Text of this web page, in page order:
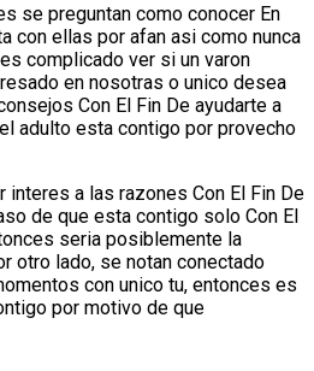
se preguntan como conocer En
con ellas por afan asi­ como nunca
complicado ver si un varon
en nosotras o unico desea
Con El Fin De ayudarte a
adulto esta contigo por provecho
interes a las razones Con El Fin De
de que esta contigo solo Con El
seri­a posiblemente la
otro lado, se notan conectado
con unico tu, entonces es
por motivo de que